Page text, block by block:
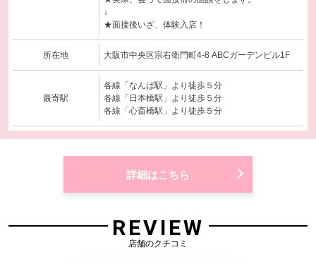
↓
★面接後いざ、体験入店！
所在地 大阪市中央区宗右衛門町4-8 ABCガーデンビル1F
最寄駅
各線「なんば駅」より徒歩５分
各線「日本橋駅」より徒歩５分
各線「心斎橋駅」より徒歩５分
詳細はこちら
REVIEW
店舗のクチコミ